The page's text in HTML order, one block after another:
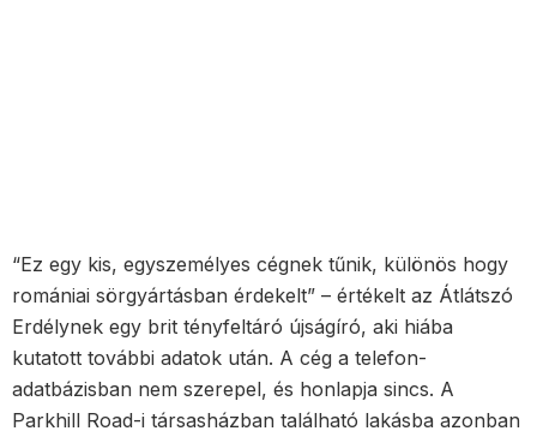
“Ez egy kis, egyszemélyes cégnek tűnik, különös hogy
romániai sörgyártásban érdekelt” – értékelt az Átlátszó
Erdélynek egy brit tényfeltáró újságíró, aki hiába
kutatott további adatok után. A cég a telefon-
adatbázisban nem szerepel, és honlapja sincs. A
Parkhill Road-i társasházban található lakásba azonban